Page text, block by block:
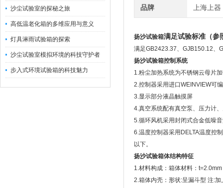
沙尘试验室的探秘之旅
高低温老化箱的多维应用与意义
灯具淋雨试验箱的探索
沙尘试验室模拟环境的科技守护者
步入式环境试验箱的科技魅力
品牌 上海上器
扬沙试验箱满足试验标准（参
满足GB2423.37、GJB150.12、
扬沙试验箱控制系统
1.粉尘加热系统为不锈钢云母片
2.控制器采用进口WEINVIEW可
3.显示部分液晶触摸屏
4.真空系统配有真空泵、压力计
5.循环风机采用封闭式合金低噪
6.温度控制器采用DELTA温度控
以下。
扬沙试验箱体结构特征
1.材料构成：箱体材料：
2.箱体内壳：形状:呈漏斗型 注: